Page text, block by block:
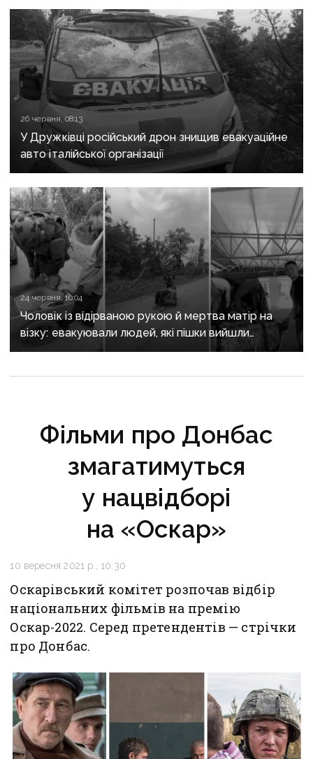
26 червня, 08:13
У Дружківці російський дрон знищив евакуаційне
авто італійської організації
24 червня, 10:04
Чоловік із відірваною рукою й мертва матір на
візку: евакуювали людей, які пішки вийшли
з Костянтинівки
Фільми про Донбас
змагатимуться
у нацвідборі
на «Оскар»
10 вересня 2021 р., 10:30
Оскарівський комітет розпочав відбір
національних фільмів на премію
Оскар-2022. Серед претендентів — стрічки
про Донбас.